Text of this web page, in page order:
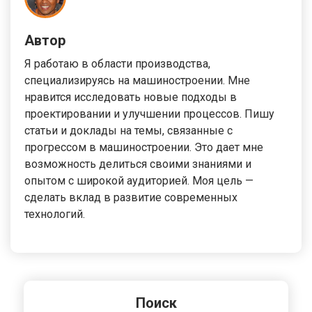
Автор
Я работаю в области производства,
специализируясь на машиностроении. Мне
нравится исследовать новые подходы в
проектировании и улучшении процессов. Пишу
статьи и доклады на темы, связанные с
прогрессом в машиностроении. Это дает мне
возможность делиться своими знаниями и
опытом с широкой аудиторией. Моя цель —
сделать вклад в развитие современных
технологий.
Поиск